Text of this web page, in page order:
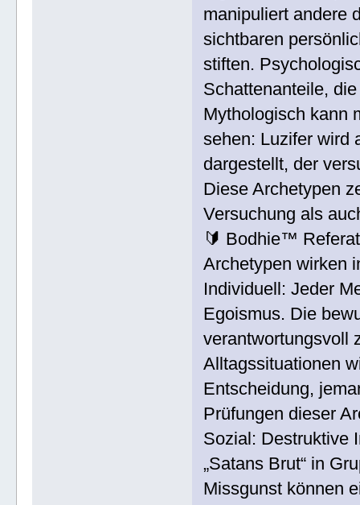
manipuliert andere
sichtbaren
stiften.
Schattenanteile,
Mythologisch kann
sehen: Luzifer wird
dargestellt, der
Diese Archetypen
Versuchung als
🔰 Bodhie™ Referat
Archetypen wirken
Individuell: Jeder
Egoismus. Die
verantwortungsvoll
Alltagssituationen
Entscheidung,
Prüfungen dieser
Sozial: Destruktive
„Satans Brut“ in
Missgunst können